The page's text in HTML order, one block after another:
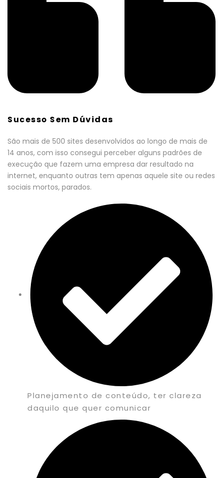
Sucesso Sem Dúvidas
São mais de 500 sites desenvolvidos ao longo de mais de
14 anos, com isso consegui perceber alguns padrões de
execução que fazem uma empresa dar resultado na
internet, enquanto outras tem apenas aquele site ou redes
sociais mortos, parados.
Planejamento de conteúdo, ter clareza
daquilo que quer comunicar